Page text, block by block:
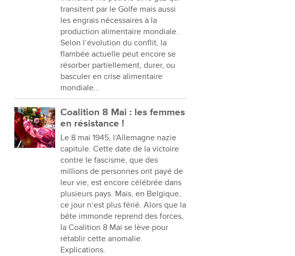
transitent par le Golfe mais aussi
les engrais nécessaires à la
production alimentaire mondiale.
Selon l’évolution du conflit, la
flambée actuelle peut encore se
résorber partiellement, durer, ou
basculer en crise alimentaire
mondiale...
Coalition 8 Mai : les femmes
en résistance !
Le 8 mai 1945, l’Allemagne nazie
capitule. Cette date de la victoire
contre le fascisme, que des
millions de personnes ont payé de
leur vie, est encore célébrée dans
plusieurs pays. Mais, en Belgique,
ce jour n’est plus férié. Alors que la
bête immonde reprend des forces,
la Coalition 8 Mai se lève pour
rétablir cette anomalie.
Explications.